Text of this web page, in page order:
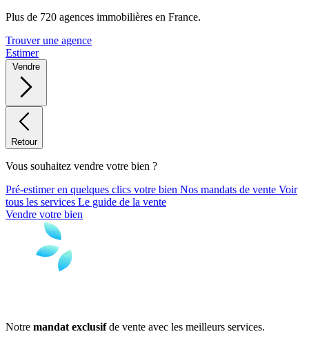
Plus de 720 agences immobilières en France.
Trouver une agence
Estimer
Vendre
Retour
Vous souhaitez vendre votre bien ?
Pré-estimer en quelques clics votre bien Nos mandats de vente Voir
tous les services Le guide de la vente
Vendre votre bien
Notre mandat exclusifde vente avec les meilleurs services.